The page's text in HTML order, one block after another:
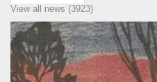
View all news (3923)